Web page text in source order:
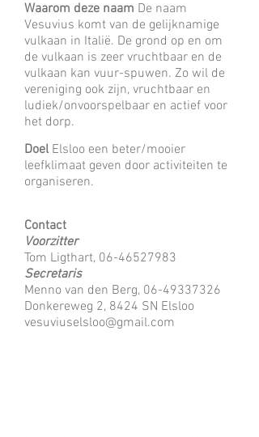
Waarom deze naam De naam
Vesuvius komt van de gelijknamige
vulkaan in Italië. De grond op en om
de vulkaan is zeer vruchtbaar en de
vulkaan kan vuur-spuwen. Zo wil de
vereniging ook zijn, vruchtbaar en
ludiek/onvoorspelbaar en actief voor
het dorp.
DoelElsloo een beter/mooier
leefklimaat geven door activiteiten te
organiseren.
Contact
Voorzitter
Tom Ligthart, 06-46527983
Secretaris
Menno van den Berg, 06-49337326
Donkereweg 2, 8424 SN Elsloo
vesuviuselsloo@gmail.com